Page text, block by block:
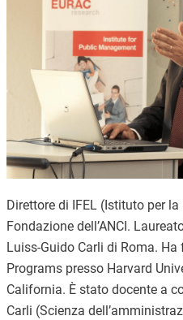
Direttore di IFEL (Istituto per
Fondazione dell’ANCI.
Luiss-Guido Carli di Roma.
Programs presso Harvard
California. È stato docente a
Carli (Scienza